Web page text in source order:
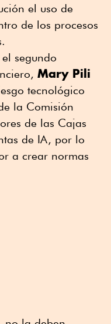
el uso de
de los procesos
segundo
Mary Pili
tecnológico
la Comisión
de las Cajas
de IA, por lo
a crear normas